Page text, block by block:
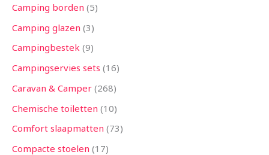
Camping borden 5
Camping glazen 3
Campingbestek 9
Campingservies sets 16
Caravan & Camper 268
Chemische toiletten 10
Comfort slaapmatten 73
Compacte stoelen 17